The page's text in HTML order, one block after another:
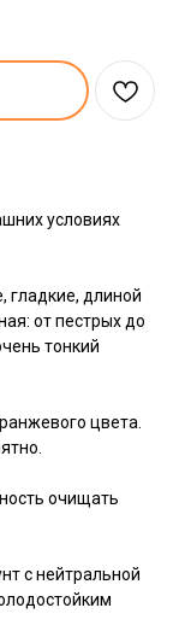
условиях
гладкие, длиной
от пестрых до
тонкий
цвета.
очищать
с нейтральной